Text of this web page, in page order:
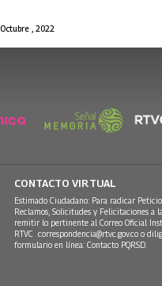
, 2022
CONTACTO VIRTUAL
Estimado Ciudadano: Para radicar
Reclamos, Solicitudes y Felicitaciones a
remitir lo pertinente al Correo Oficial
RTVC correspondencia@rtvc.gov.co o
formulario en línea: Contacto PQRSD.